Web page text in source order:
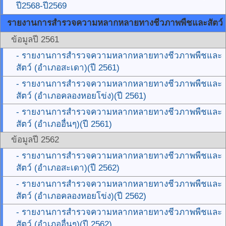
ปี2568-ปี2569
รายงานการสำรวจความหลากหลายทางชีวภาพพืชและสัตว์
ข้อมูลปี 2561
- รายงานการสำรวจความหลากหลายทางชีวภาพพืชและ
สัตว์ (อำเภอสะเดา)(ปี 2561)
- รายงานการสำรวจความหลากหลายทางชีวภาพพืชและ
สัตว์ (อำเภอคลองหอยโข่ง)(ปี 2561)
- รายงานการสำรวจความหลากหลายทางชีวภาพพืชและ
สัตว์ (อำเภออื่นๆ)(ปี 2561)
ข้อมูลปี 2562
- รายงานการสำรวจความหลากหลายทางชีวภาพพืชและ
สัตว์ (อำเภอสะเดา)(ปี 2562)
- รายงานการสำรวจความหลากหลายทางชีวภาพพืชและ
สัตว์ (อำเภอคลองหอยโข่ง)(ปี 2562)
- รายงานการสำรวจความหลากหลายทางชีวภาพพืชและ